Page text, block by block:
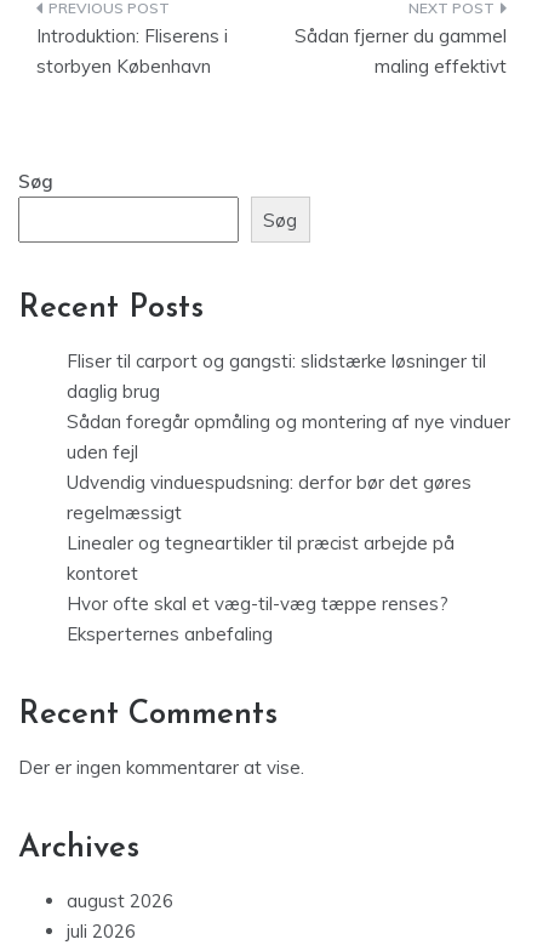
Indlægsnavigation
Introduktion: Fliserens i
storbyen København
Sådan fjerner du gammel
maling effektivt
Søg
Søg
Recent Posts
Fliser til carport og gangsti: slidstærke løsninger til
daglig brug
Sådan foregår opmåling og montering af nye vinduer
uden fejl
Udvendig vinduespudsning: derfor bør det gøres
regelmæssigt
Linealer og tegneartikler til præcist arbejde på
kontoret
Hvor ofte skal et væg-til-væg tæppe renses?
Eksperternes anbefaling
Recent Comments
Der er ingen kommentarer at vise.
Archives
august 2026
juli 2026